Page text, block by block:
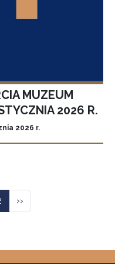
MUZEUM
2026 R.
2026 r.
Następna strona
››